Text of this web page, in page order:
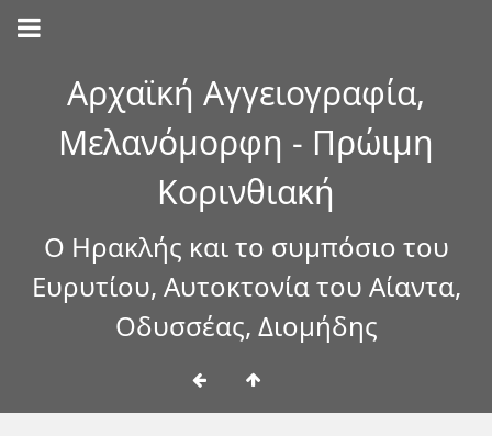
Αρχαϊκή Αγγειογραφία,
Μελανόμορφη - Πρώιμη
Κορινθιακή
Ο Ηρακλής και το συμπόσιο του
Ευρυτίου, Αυτοκτονία του Αίαντα,
Οδυσσέας, Διομήδης